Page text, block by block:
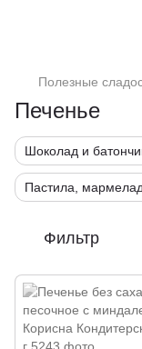
Полезные
Печенье
Шоколад и
Пастила,
Фильтр